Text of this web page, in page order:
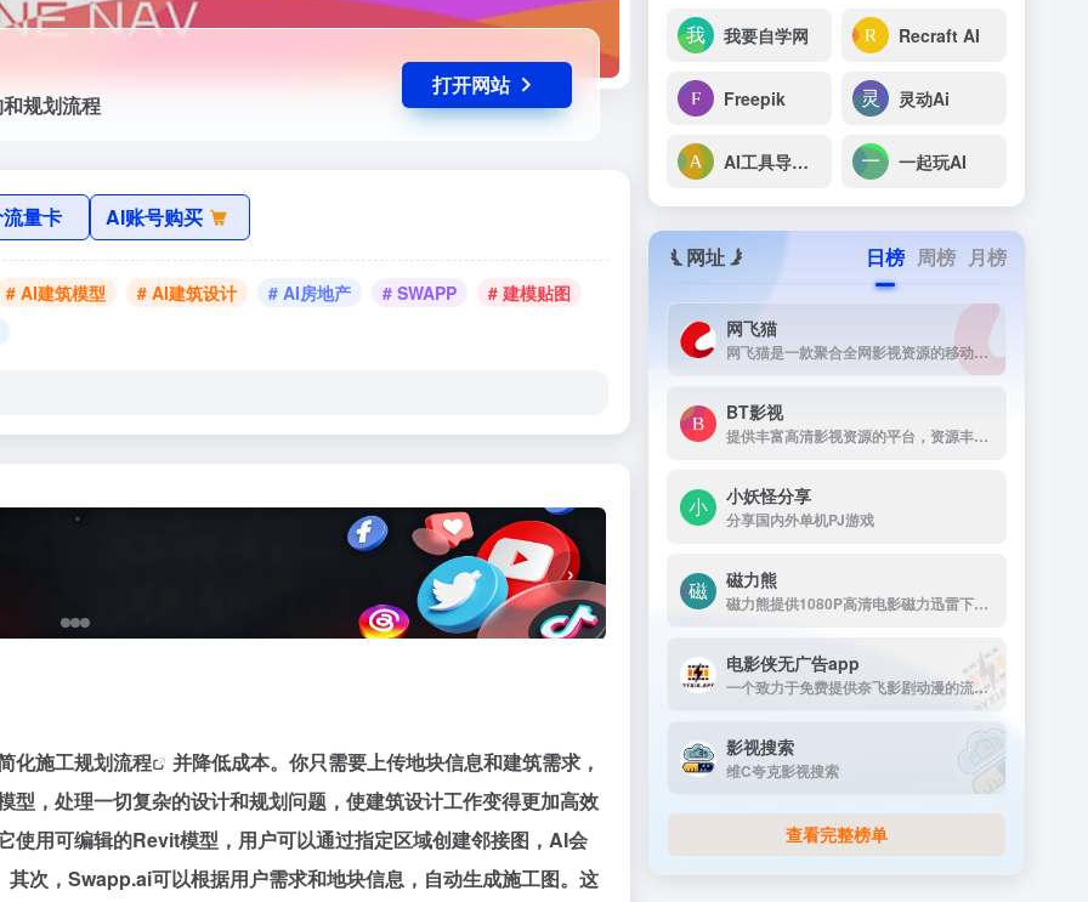
规划流程
打开网站
量卡 AI账号购买
# AI建筑模型 # AI建筑设计 # AI房地产 # SWAPP # 建模贴图
›
化施工规划流程
并降低成本。你只需要上传地块信息和建筑需求，
，处理一切复杂的设计和规划问题，使建筑设计工作变得更加高效
用可编辑的Revit模型，用户可以通过指定区域创建邻接图，AI会
次，Swapp.ai可以根据用户需求和地块信息，自动生成施工图。这
我要自学网 Recraft AI
Freepik 灵动Ai
AI工具导航(AIG123) 一起玩AI
网址 日榜 周榜 月榜
网飞猫
网飞猫是一款聚合全网影视资源的移动端播放应用，主打免费、高画...
BT影视
提供丰富高清影视资源的平台，资源丰富，更新及时，画质高清，支持多终端下载，是影视爱好者的理想选择。
小妖怪分享
分享国内外单机PJ游戏
磁力熊
磁力熊提供1080P高清电影磁力迅雷下载,豆瓣Top250及豆瓣高分电影1080P高清磁力下载。
电影侠无广告app
一个致力于免费提供奈飞影剧动漫的流媒体播放平台
影视搜索
维C夸克影视搜索
查看完整榜单